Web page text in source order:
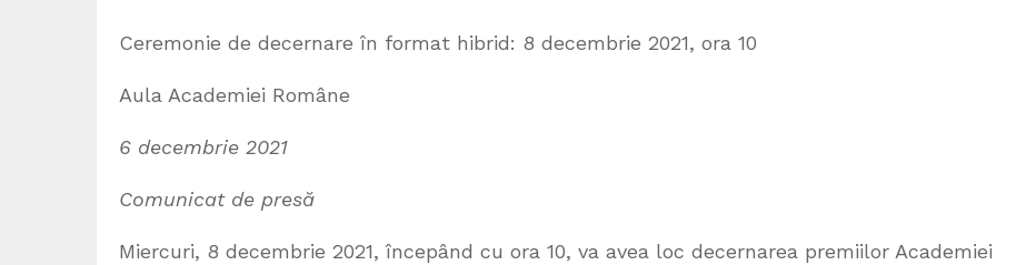
Ceremonie de decernare în format hibrid: 8 decembrie 2021, ora 10
Aula Academiei Române
6 decembrie 2021
Comunicat de presă
Miercuri, 8 decembrie 2021, începând cu ora 10, va avea loc decernarea premiilor Academiei